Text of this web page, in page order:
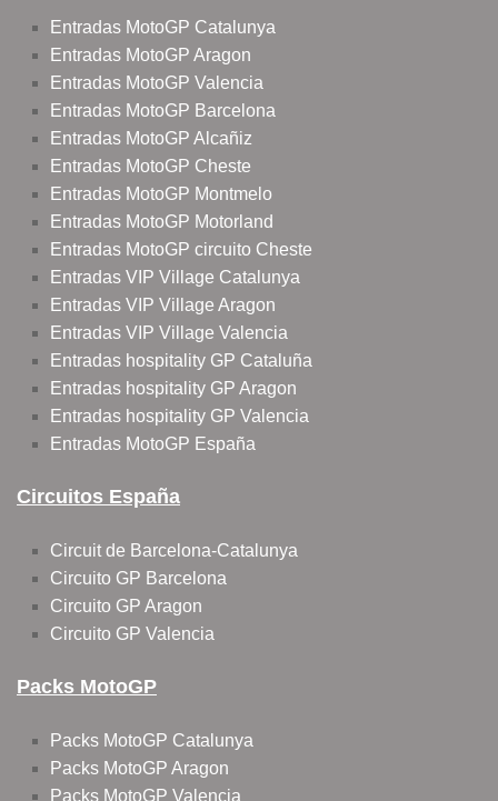
Entradas MotoGP Catalunya
Entradas MotoGP Aragon
Entradas MotoGP Valencia
Entradas MotoGP Barcelona
Entradas MotoGP Alcañiz
Entradas MotoGP Cheste
Entradas MotoGP Montmelo
Entradas MotoGP Motorland
Entradas MotoGP circuito Cheste
Entradas VIP Village Catalunya
Entradas VIP Village Aragon
Entradas VIP Village Valencia
Entradas hospitality GP Cataluña
Entradas hospitality GP Aragon
Entradas hospitality GP Valencia
Entradas MotoGP España
Circuitos España
Circuit de Barcelona-Catalunya
Circuito GP Barcelona
Circuito GP Aragon
Circuito GP Valencia
Packs MotoGP
Packs MotoGP Catalunya
Packs MotoGP Aragon
Packs MotoGP Valencia